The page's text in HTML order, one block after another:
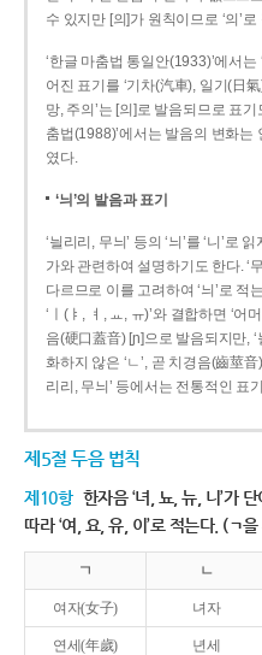
수 있지만 [의]가 원칙이므로 ‘의’로
‘한글 마춤법 통일안(1933)’에서는
어진 표기를 ‘기차(汽車), 일기(日
망, 주의’는 [의]로 발음되므로 표기
춤법(1988)’에서는 발음의 변화
였다.
‘늬’의 발음과 표기
‘늴리리, 무늬’ 등의 ‘늬’를 ‘니’로
가와 관련하여 설명하기도 한다. ‘무
다르므로 이를 고려하여 ‘늬’로 적
‘ㅣ(ㅑ, ㅕ, ㅛ, ㅠ)’와 결합하면 ‘어
음(硬口蓋音) [ɲ]으로 발음되지만, ‘
화하지 않은 ‘ㄴ’, 곧 치경음(齒莖
리리, 무늬’ 등에서는 전통적인 표
제5절 두음 법칙
제10항 한자음 ‘녀, 뇨, 뉴, 니’가
따라 ‘여, 요, 유, 이’로 적는다. (ㄱ
ㄱ ㄴ
여자(女子) 녀자
연세(年歲) 년세